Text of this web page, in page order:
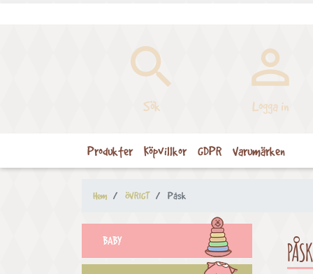

Sök

Logga in
Produkter Köpvillkor GDPR Varumärken
Hem ÖVRIGT Påsk
BABY PÅSK